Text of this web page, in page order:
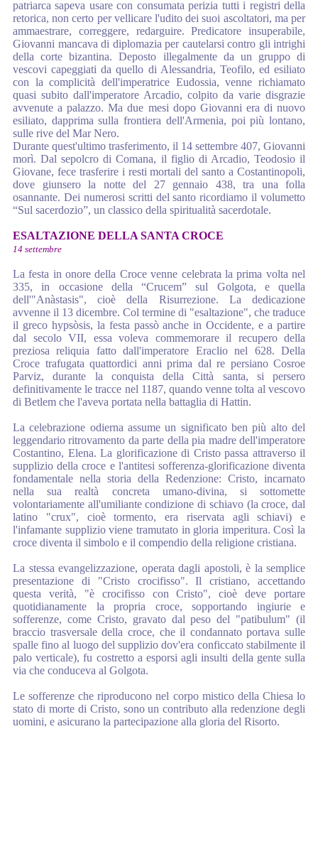
patriarca sapeva usare con consumata perizia tutti i registri della
retorica, non certo per vellicare l'udito dei suoi ascoltatori, ma per
ammaestrare, correggere, redarguire. Predicatore insuperabile,
Giovanni mancava di diplomazia per cautelarsi contro gli intrighi
della corte bizantina. Deposto illegalmente da un gruppo di
vescovi capeggiati da quello di Alessandria, Teofilo, ed esiliato
con la complicità dell'imperatrice Eudossia, venne richiamato
quasi subito dall'imperatore Arcadio, colpito da varie disgrazie
avvenute a palazzo. Ma due mesi dopo Giovanni era di nuovo
esiliato, dapprima sulla frontiera dell'Armenia, poi più lontano,
sulle rive del Mar Nero.
Durante quest'ultimo trasferimento, il 14 settembre 407, Giovanni
morì. Dal sepolcro di Comana, il figlio di Arcadio, Teodosio il
Giovane, fece trasferire i resti mortali del santo a Costantinopoli,
dove giunsero la notte del 27 gennaio 438, tra una folla
osannante. Dei numerosi scritti del santo ricordiamo il volumetto
“Sul sacerdozio”, un classico della spiritualità sacerdotale.
ESALTAZIONE DELLA SANTA CROCE
14 settembre
La festa in onore della Croce venne celebrata la prima volta nel
335, in occasione della “Crucem” sul Golgota, e quella
dell'"Anàstasis", cioè della Risurrezione. La dedicazione
avvenne il 13 dicembre. Col termine di "esaltazione", che traduce
il greco hypsòsis, la festa passò anche in Occidente, e a partire
dal secolo VII, essa voleva commemorare il recupero della
preziosa reliquia fattodall'imperatore Eraclio nel 628. Della
Croce trafugata quattordici anni prima dal re persiano Cosroe
Parviz, durante la conquista della Città santa, si persero
definitivamente le tracce nel 1187, quando venne tolta al vescovo
di Betlem che l'aveva portata nella battaglia di Hattin.
La celebrazione odierna assume un significato ben più alto del
leggendario ritrovamento da parte della pia madre dell'imperatore
Costantino, Elena. La glorificazionedi Cristo passa attraverso il
supplizio della croce e l'antitesi sofferenza-glorificazione diventa
fondamentale nella storia della Redenzione: Cristo, incarnato
nella sua realtà concreta umano-divina, si sottomette
volontariamente all'umiliante condizione di schiavo (la croce, dal
latino "crux", cioè tormento, era riservata agli schiavi) e
l'infamante supplizio viene tramutato in gloria imperitura. Così la
croce diventa il simbolo e il compendio della religione cristiana.
La stessa evangelizzazione, operata dagli apostoli, è la semplice
presentazione di "Cristo crocifisso". Il cristiano, accettando
questa verità, "è crocifisso con Cristo", cioè deve portare
quotidianamente la propria croce, sopportando ingiuriee
sofferenze, come Cristo, gravato dal peso del "patibulum" (il
braccio trasversale della croce, che il condannato portava sulle
spalle fino al luogo del supplizio dov'era conficcato stabilmente il
palo verticale), fu costretto a esporsi agli insulti della gente sulla
via che conduceva al Golgota.
Le sofferenze che riproducono nel corpo misticodella Chiesa lo
stato di morte di Cristo, sono un contributo alla redenzione degli
uomini, e asicurano la partecipazione alla gloria del Risorto.